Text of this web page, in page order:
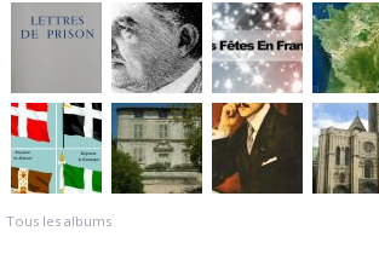
Tous les albums